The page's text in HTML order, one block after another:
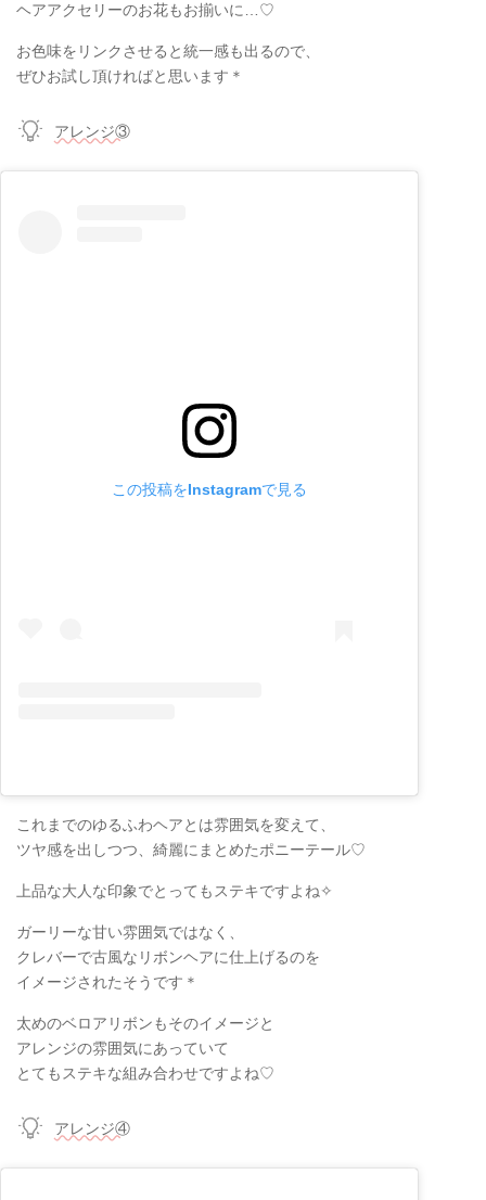
ヘアアクセリーのお花もお揃いに…♡
お色味をリンクさせると統一感も出るので、
ぜひお試し頂ければと思います＊
アレンジ③
この投稿をInstagramで見る
これまでのゆるふわヘアとは雰囲気を変えて、
ツヤ感を出しつつ、綺麗にまとめたポニーテール♡
上品な大人な印象でとってもステキですよね✧
ガーリーな甘い雰囲気ではなく、
クレバーで古風なリボンヘアに仕上げるのを
イメージされたそうです＊
太めのベロアリボンもそのイメージと
アレンジの雰囲気にあっていて
とてもステキな組み合わせですよね♡
アレンジ④